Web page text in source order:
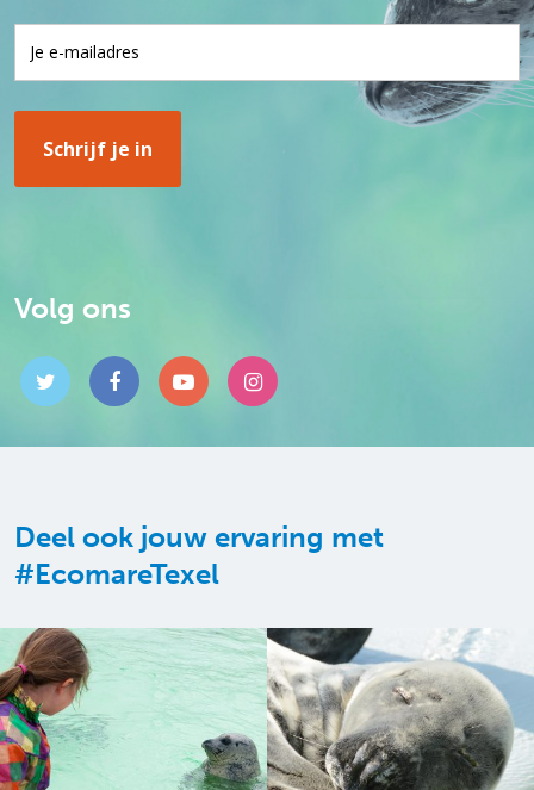
Volg ons
Deel ook jouw ervaring met
#EcomareTexel